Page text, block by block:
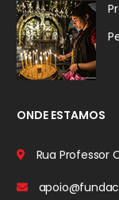
ONDE ESTAMOS
Rua Professor